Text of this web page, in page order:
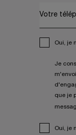
Votre
Oui, je
Je
que je
Oui, je